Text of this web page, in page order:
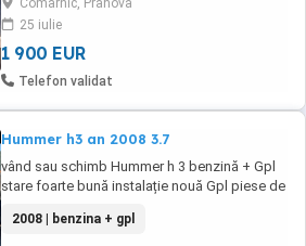
antiorbire, o singura cheie, închidere
centralizata gpl omologat trebuie ...
Comarnic, Prahova
25 iulie
1 900 EUR
Telefon validat
Hummer h3 an 2008 3.7
vând sau schimb Hummer h 3 benzină + Gpl
stare foarte bună instalație nouă Gpl piese de
2008 | benzina + gpl